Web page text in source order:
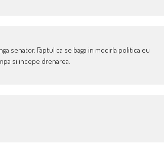
senator. Faptul ca se baga in mocirla politica eu
si incepe drenarea.